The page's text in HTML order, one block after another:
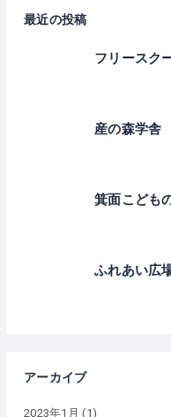
最近の投稿
フリースク
産の森学舎
箕面こども
ふれあい広
アーカイブ
2023年1月 (1)